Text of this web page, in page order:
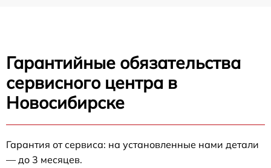
Гарантийные обязательства
сервисного центра в
Новосибирске
Гарантия от сервиса: на установленные нами детали
— до 3 месяцев.